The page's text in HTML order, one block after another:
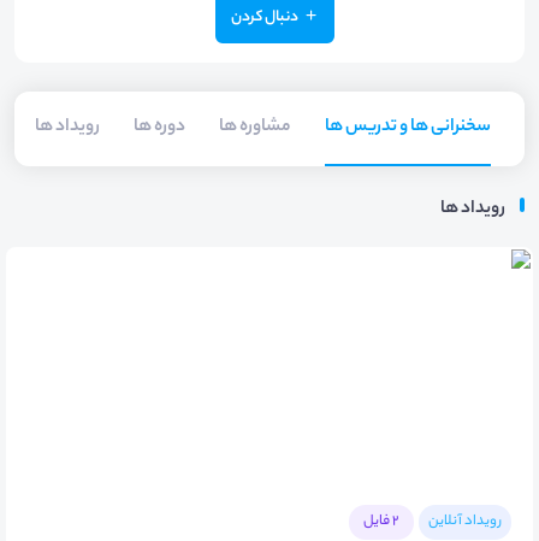
دنبال کردن
سخنرانی ها و تدریس ها مشاوره ها دوره ها رویداد ها
رویداد ها
رویداد آنلاین 2 فایل